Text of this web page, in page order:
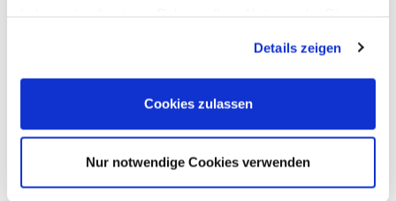
Details zeigen
Cookies zulassen
Nur notwendige Cookies verwenden
zertifiziert
* Alle Preise inkl. MwSt. |zzgl. Versandkosten
Shopsoftware CosmoShop
Produkte